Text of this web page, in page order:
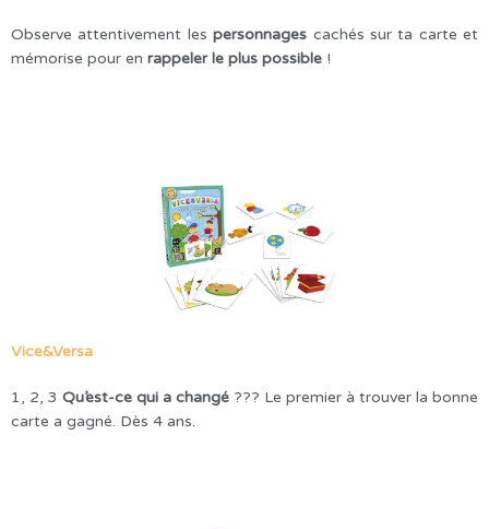
Observe attentivement lespersonnages cachés sur ta carte et
mémorise pour en rappeler le plus possible !
Vice&Versa
1, 2, 3 Qu’est-ce qui a changé ??? Le premier à trouver la bonne
carte a gagné. Dès 4 ans.